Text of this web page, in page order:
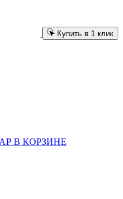
Купить в 1 клик
В КОРЗИНЕ